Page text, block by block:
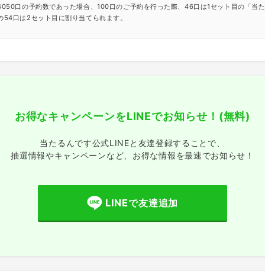
口の予約数であった場合、100口のご予約を行った際、46口は1セット目の「当
54口は2セット目に割り当てられます。
お得なキャンペーンをLINEでお知らせ！ (無料)
当たるんです公式LINEと友達登録することで、
抽選情報やキャンペーンなど、 お得な情報を最速でお知らせ！
LINEで友達追加